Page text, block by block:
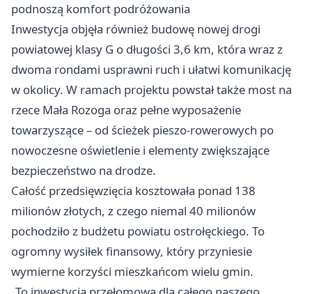
podnoszą komfort podróżowania
Inwestycja objęła również budowę nowej drogi
powiatowej klasy G o długości 3,6 km, która wraz z
dwoma rondami usprawni ruch i ułatwi komunikację
w okolicy. W ramach projektu powstał także most na
rzece Mała Rozoga oraz pełne wyposażenie
towarzyszące – od ścieżek pieszo-rowerowych po
nowoczesne oświetlenie i elementy zwiększające
bezpieczeństwo na drodze.
Całość przedsięwzięcia kosztowała ponad 138
milionów złotych, z czego niemal 40 milionów
pochodziło z budżetu powiatu ostrołęckiego. To
ogromny wysiłek finansowy, który przyniesie
wymierne korzyści mieszkańcom wielu gmin.